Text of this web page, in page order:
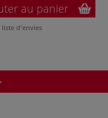
au panier
d'envies